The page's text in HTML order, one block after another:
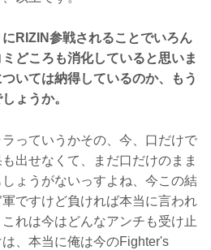
RIZIN参戦されることでいろん
どころも消化していると思いま
いては納得しているのか、もう
ょうか。
っていうかその、今、口だけで
出せなくて、まだ口だけのまま
ょうがないっすよね、今この結
ですけど負ければ本当に言われ
れは今はどんなアンチも受け止
、本当に俺は今のFighter's